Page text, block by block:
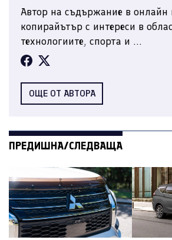
Автор на съдържание в онлайн
копирайътър с интереси в
технологиите, спорта и ...
ОЩЕ ОТ АВТОРА
ПРЕДИШНА/СЛЕДВАЩА